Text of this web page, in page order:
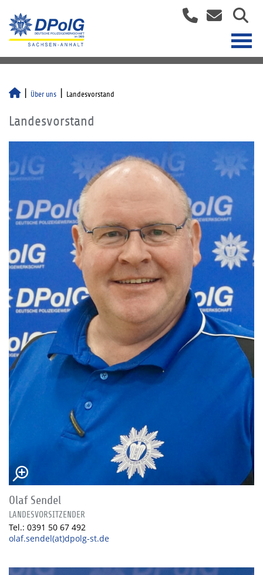
Über uns Landesvorstand
Landesvorstand
Olaf Sendel
LANDESVORSITZENDER
Tel.: 0391 50 67 492
olaf.sendel(at)dpolg-st.de